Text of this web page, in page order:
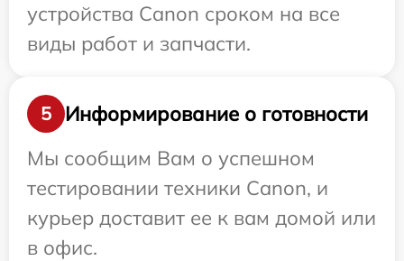
устройства Canon сроком на все
виды работ и запчасти.
5
Информирование о готовности
Мы сообщим Вам о успешном
тестировании техники Canon, и
курьер доставит ее к вам домой или
в офис.